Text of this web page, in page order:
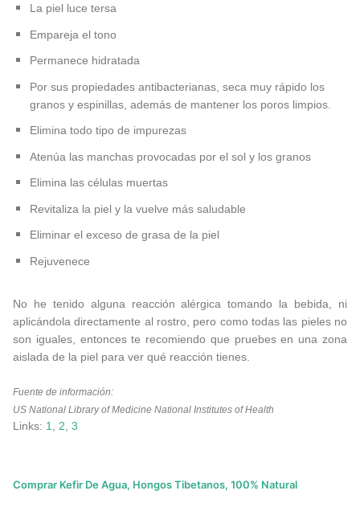
La piel luce tersa
Empareja el tono
Permanece hidratada
Por sus propiedades antibacterianas, seca muy rápido los
granos y espinillas, además de mantener los poros limpios.
Elimina todo tipo de impurezas
Atenúa las manchas provocadas por el sol y los granos
Elimina las células muertas
Revitaliza la piel y la vuelve más saludable
Eliminar el exceso de grasa de la piel
Rejuvenece
No he tenido alguna reacción alérgica tomando la bebida, ni
aplicándola directamente al rostro, pero como todas las pieles no
son iguales, entonces te recomiendo que pruebes en una zona
aislada de la piel para ver qué reacción tienes.
Fuente de información:
US National Library of Medicine National Institutes of Health
Links: 1, 2, 3
Comprar Kefir De Agua, Hongos Tibetanos, 100% Natural